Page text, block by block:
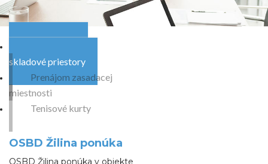
skladové priestory
Prenájom zasadacej
miestnosti
Tenisové kurty
OSBD Žilina ponúka
OSBD Žilina ponúka v objekte